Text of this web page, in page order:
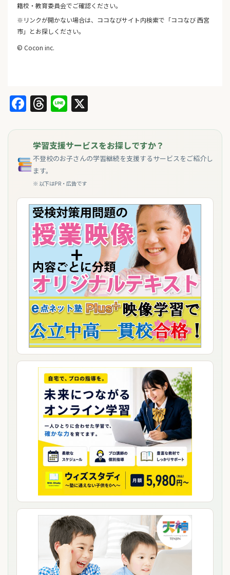
籍校・教育委員会でご確認ください。
※リンクが開かない場合は、ココなびサイト内検索で「ココなび 西宮
市」とお探しください。
© Cocon inc.
Facebook
Threads
Line
学習支援サービスをお探しですか？
不登校のお子さんの学習継続を支援するサービスをご紹介し
ます。
※ 以下はPR・広告です